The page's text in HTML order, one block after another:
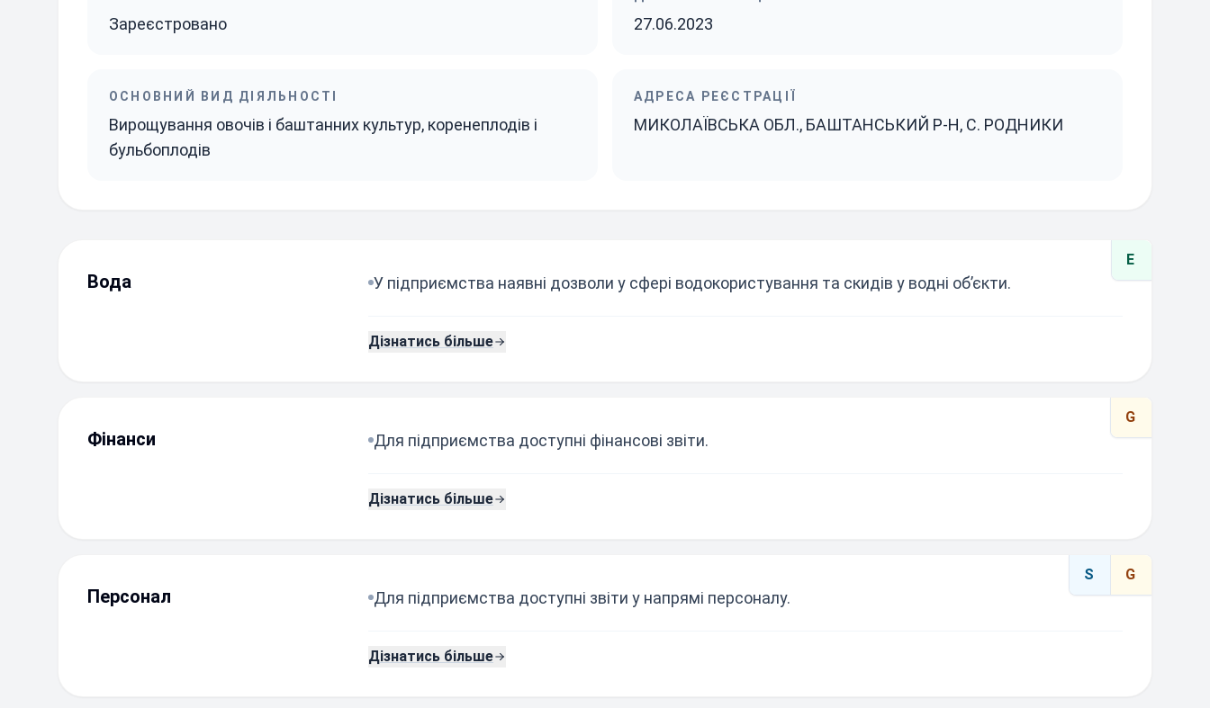
Зареєстровано 27.06.2023
ОСНОВНИЙ ВИД ДІЯЛЬНОСТІ
Вирощування овочів і баштанних культур, коренеплодів і
бульбоплодів
АДРЕСА РЕЄСТРАЦІЇ
МИКОЛАЇВСЬКА ОБЛ., БАШТАНСЬКИЙ Р-Н, С. РОДНИКИ
E
Вода У підприємства наявні дозволи у сфері водокористування та скидів у водні об’єкти.
Дізнатись більше
G
Фінанси Для підприємства доступні фінансові звіти.
Дізнатись більше
S G
Персонал Для підприємства доступні звіти у напрямі персоналу.
Дізнатись більше